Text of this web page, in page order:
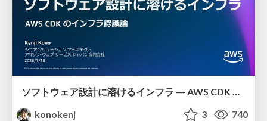
ソフトウェア設計に溶けるインフラ ― AWS CDK のインフラ認識論
konokenj
3 740